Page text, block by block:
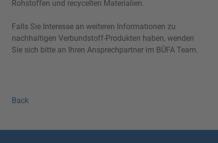
Rohstoffen und recycelten Materialien.
Falls Sie Interesse an weiteren Informationen zu
nachhaltigen Verbundstoff-Produkten haben, wenden
Sie sich bitte an Ihren Ansprechpartner im BÜFA Team.
Back